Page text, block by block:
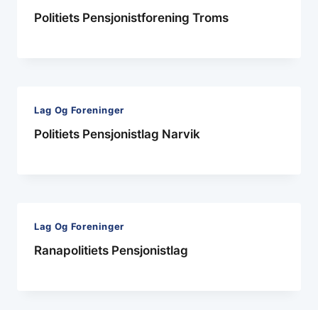
Politiets Pensjonistforening Troms
Lag Og Foreninger
Politiets Pensjonistlag Narvik
Lag Og Foreninger
Ranapolitiets Pensjonistlag